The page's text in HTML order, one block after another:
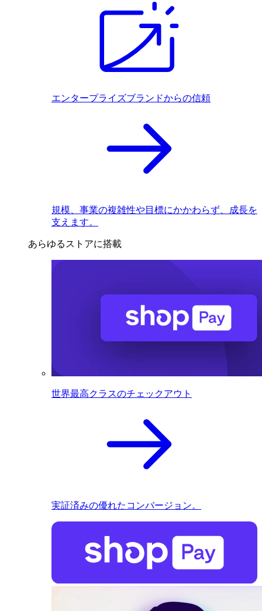
エンタープライズブランドからの信頼
規模、事業の複雑性や目標にかかわらず、成長を
支えます。
あらゆるストアに搭載
世界最高クラスのチェックアウト
実証済みの優れたコンバージョン。